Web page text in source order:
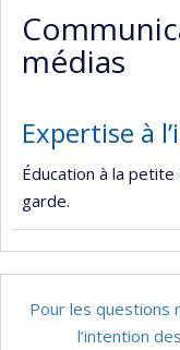
médias
Expertise à
Éducation à la
garde.
Pour les questions
l’intention